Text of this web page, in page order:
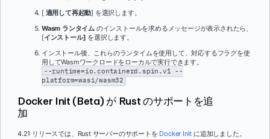
[ 適用して再起動] を選択します。
Wasm ランタイム のインストールを求めるメッセージが表示されたら、
[インストール] を選択します。
インストール後、これらのランタイムを使用して、対応するフラグを使
用してWasmワークロードをローカルで実行できます。
--runtime=io.containerd.spin.v1 --
platform=wasi/wasm32
Docker Init (Beta) が Rust のサポートを追
加
4.21 リリースでは、Rust サーバーのサポートを Docker Init に追加しました。